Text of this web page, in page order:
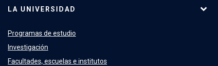
LA UNIVERSIDAD
Programas de estudio
Investigación
Facultades, escuelas e institutos